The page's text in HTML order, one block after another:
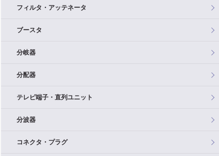
フィルタ・アッテネータ
ブースタ
分岐器
分配器
テレビ端子・直列ユニット
分波器
コネクタ・プラグ